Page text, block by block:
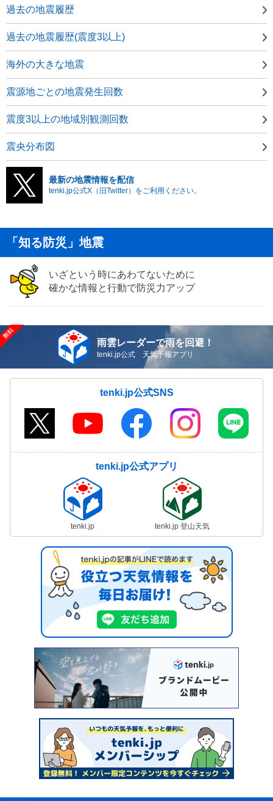
過去の地震履歴
過去の地震履歴(震度3以上)
海外の大きな地震
震源地ごとの地震発生回数
震度3以上の地域別観測回数
震央分布図
最新の地震情報を配信
tenki.jp公式X（旧Twitter）をご利用ください。
「知る防災」地震
いざという時にあわてないために
確かな情報と行動で防災力アップ
雨雲レーダーで雨を回避！
tenki.jp公式 天気予報アプリ
tenki.jp公式SNS
tenki.jp公式アプリ
tenki.jp tenki.jp 登山天気